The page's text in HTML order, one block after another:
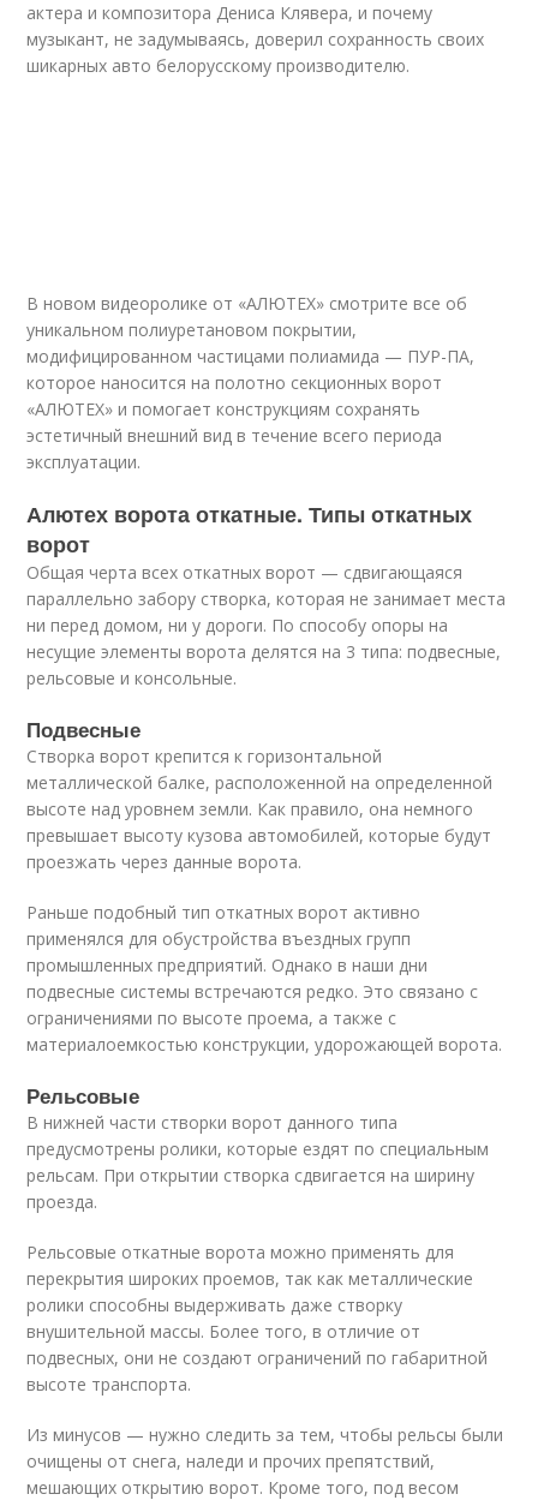
актера и композитора Дениса Клявера, и почему
музыкант, не задумываясь, доверил сохранность своих
шикарных авто белорусскому производителю.
В новом видеоролике от «АЛЮТЕХ» смотрите все об
уникальном полиуретановом покрытии,
модифицированном частицами полиамида — ПУР-ПА,
которое наносится на полотно секционных ворот
«АЛЮТЕХ» и помогает конструкциям сохранять
эстетичный внешний вид в течение всего периода
эксплуатации.
Алютех ворота откатные. Типы откатных
ворот
Общая черта всех откатных ворот — сдвигающаяся
параллельно забору створка, которая не занимает места
ни перед домом, ни у дороги. По способу опоры на
несущие элементы ворота делятся на 3 типа: подвесные,
рельсовые и консольные.
Подвесные
Створка ворот крепится к горизонтальной
металлической балке, расположенной на определенной
высоте над уровнем земли. Как правило, она немного
превышает высоту кузова автомобилей, которые будут
проезжать через данные ворота.
Раньше подобный тип откатных ворот активно
применялся для обустройства въездных групп
промышленных предприятий. Однако в наши дни
подвесные системы встречаются редко. Это связано с
ограничениями по высоте проема, а также с
материалоемкостью конструкции, удорожающей ворота.
Рельсовые
В нижней части створки ворот данного типа
предусмотрены ролики, которые ездят по специальным
рельсам. При открытии створка сдвигается на ширину
проезда.
Рельсовые откатные ворота можно применять для
перекрытия широких проемов, так как металлические
ролики способны выдерживать даже створку
внушительной массы. Более того, в отличие от
подвесных, они не создают ограничений по габаритной
высоте транспорта.
Из минусов — нужно следить за тем, чтобы рельсы были
очищены от снега, наледи и прочих препятствий,
мешающих открытию ворот. Кроме того, под весом